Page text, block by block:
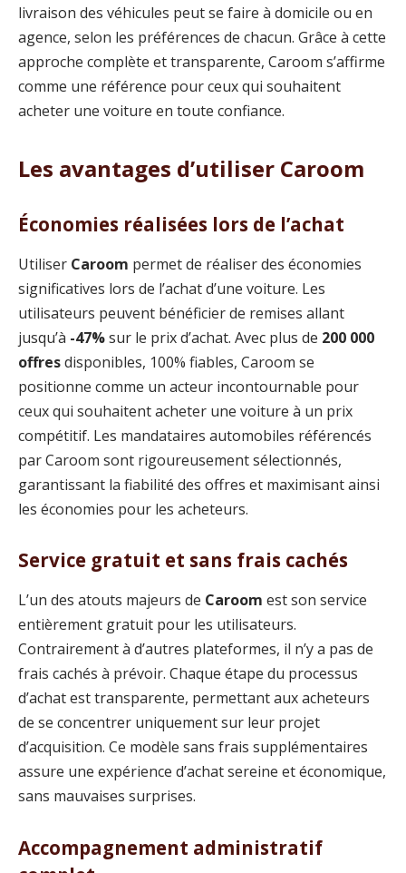
livraison des véhicules peut se faire à domicile ou en
agence, selon les préférences de chacun. Grâce à cette
approche complète et transparente, Caroom s’affirme
comme une référence pour ceux qui souhaitent
acheter une voiture en toute confiance.
Les avantages d’utiliser Caroom
Économies réalisées lors de l’achat
Utiliser Caroom permet de réaliser des économies
significatives lors de l’achat d’une voiture. Les
utilisateurs peuvent bénéficier de remises allant
jusqu’à -47%sur le prix d’achat. Avec plus de 200 000
offresdisponibles, 100% fiables, Caroom se
positionne comme un acteur incontournable pour
ceux qui souhaitent acheter une voiture à un prix
compétitif. Les mandataires automobiles référencés
par Caroom sont rigoureusement sélectionnés,
garantissant la fiabilité des offres et maximisant ainsi
les économies pour les acheteurs.
Service gratuit et sans frais cachés
L’un des atouts majeurs de Caroom est son service
entièrement gratuit pour les utilisateurs.
Contrairement à d’autres plateformes, il n’y a pas de
frais cachés à prévoir. Chaque étape du processus
d’achat est transparente, permettant aux acheteurs
de se concentrer uniquement sur leur projet
d’acquisition. Ce modèle sans frais supplémentaires
assure une expérience d’achat sereine et économique,
sans mauvaises surprises.
Accompagnement administratif